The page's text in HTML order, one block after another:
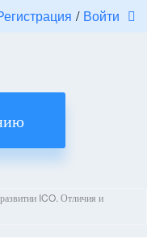
/ Войти
ICO. Отличия и